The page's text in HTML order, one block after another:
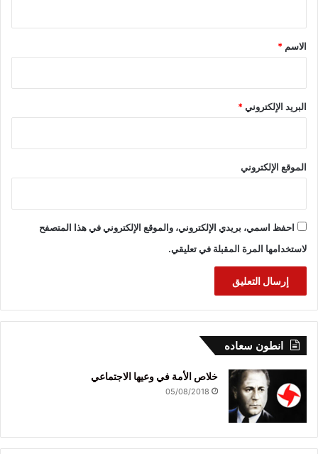
*
الاسم *
البريد الإلكتروني*
الموقع الإلكتروني
احفظ اسمي، بريدي الإلكتروني، والموقع الإلكتروني في هذا المتصفح
لاستخدامها المرة المقبلة في تعليقي.
انطون سعاده
خلاص الأمة في وعيها الاجتماعي
05/08/2018